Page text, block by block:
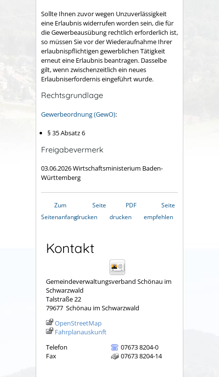
Sollte Ihnen zuvor wegen Unzuverlässigkeit
eine Erlaubnis widerrufen worden sein, die für
die Gewerbeausübung rechtlich erforderlich ist,
so müssen Sie vor der Wiederaufnahme Ihrer
erlaubnispflichtigen gewerblichen Tätigkeit
erneut eine Erlaubnis beantragen. Dasselbe
gilt, wenn zwischenzeitlich ein neues
Erlaubniserfordernis eingeführt wurde.
Rechtsgrundlage
Gewerbeordnung (GewO):
§ 35 Absatz 6
Freigabevermerk
03.06.2026 Wirtschaftsministerium Baden-
Württemberg
Zum
Seitenanfang
Seite
drucken
PDF
drucken
Seite
empfehlen
Kontakt
Gemeindeverwaltungsverband Schönau im
Schwarzwald
Talstraße 22
79677 Schönau im Schwarzwald
OpenStreetMap
Fahrplanauskunft
Telefon
07673 8204-0
Fax
07673 8204-14